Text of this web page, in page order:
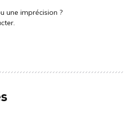
une imprécision ?